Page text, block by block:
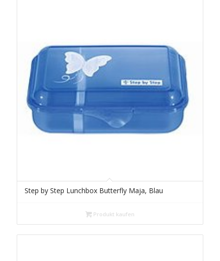
Step by Step Lunchbox Butterfly Maja, Blau
Produkt kaufen